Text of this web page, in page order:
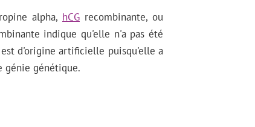
alpha, hCG recombinante, ou
indique qu'elle n'a pas été
d'origine artificielle puisqu'elle a
génie génétique.